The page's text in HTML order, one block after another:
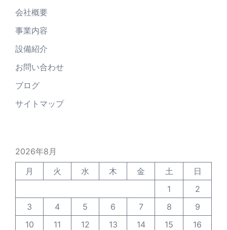
会社概要
事業内容
設備紹介
お問い合わせ
ブログ
サイトマップ
2026年8月
月
火 水 木 金 土
日
1
2
3
4 5 6 7 8
9
10
11 12 13 14 15
16